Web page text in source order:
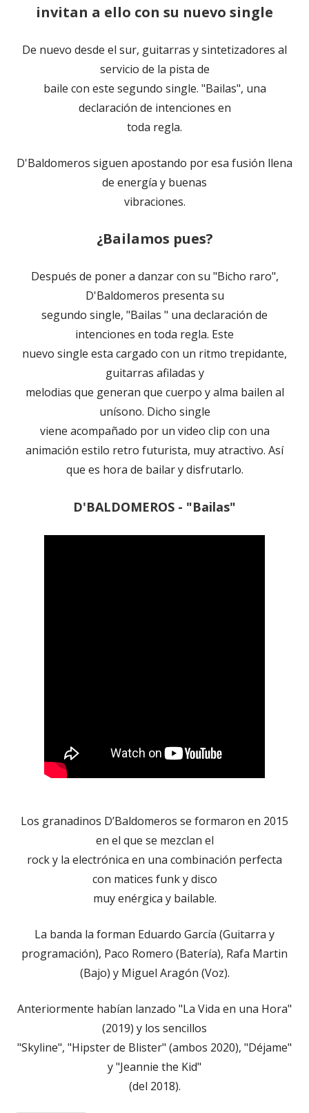
invitan a ello con su nuevo single
De nuevo desde el sur, guitarras y sintetizadores al
servicio de la pista de
baile con este segundo single. "Bailas", una
declaración de intenciones en
toda regla.
D'Baldomeros siguen apostando por esa fusión llena
de energía y buenas
vibraciones.
¿Bailamos pues?
Después de poner a danzar con su "Bicho raro",
D'Baldomeros presenta su
segundo single, "Bailas " una declaración de
intenciones en toda regla. Este
nuevo single esta cargado con un ritmo trepidante,
guitarras afiladas y
melodias que generan que cuerpo y alma bailen al
unísono. Dicho single
viene acompañado por un video clip con una
animación estilo retro futurista, muy atractivo. Así
que es hora de bailar y disfrutarlo.
D'BALDOMEROS - "Bailas"
Los granadinos D’Baldomeros se formaron en 2015
en el que se mezclan el
rock y la electrónica en una combinación perfecta
con matices funk y disco
muy enérgica y bailable.
La banda la forman Eduardo García (Guitarra y
programación), Paco Romero (Batería), Rafa Martin
(Bajo) y Miguel Aragón (Voz).
Anteriormente habían lanzado "La Vida en una Hora"
(2019) y los sencillos
"Skyline", "Hipster de Blister" (ambos 2020), "Déjame"
y "Jeannie the Kid"
(del 2018).